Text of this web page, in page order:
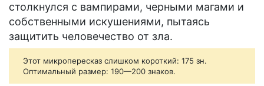
столкнулся с вампирами, черными магами и
собственными искушениями, пытаясь
защитить человечество от зла.
Этот микропересказ слишком короткий: 175 зн.
Оптимальный размер: 190—200 знаков.